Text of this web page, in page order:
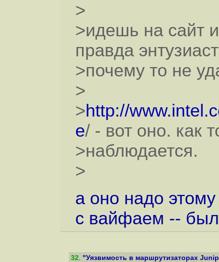
>
>идешь на сайт
правда
>почему то не
>
>http://
e/ - вот оно. как
>наблюдается.
>
а оно надо
с вайфаем --
32. "Уязвимость в маршрутизаторах